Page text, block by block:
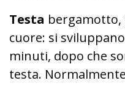
Testa bergamotto,
cuore: si
minuti, dopo che
testa.